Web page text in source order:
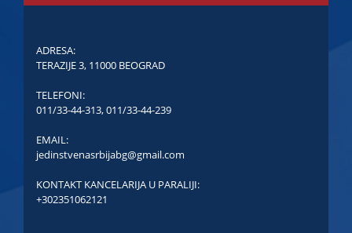
ADRESA:
TERAZIJE 3, 11000 BEOGRAD
TELEFONI:
011/33-44-313,011/33-44-239
EMAIL:
jedinstvenasrbijabg@gmail.com
KONTAKT KANCELARIJA U PARALIJI:
+302351062121